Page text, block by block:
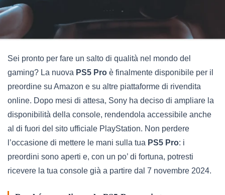
Sei pronto per fare un salto di qualità nel mondo del
gaming? La nuova PS5 Pro è finalmente disponibile per il
preordine su Amazon e su altre piattaforme di rivendita
online. Dopo mesi di attesa, Sony ha deciso di ampliare la
disponibilità della console, rendendola accessibile anche
al di fuori del sito ufficiale PlayStation. Non perdere
l’occasione di mettere le mani sulla tua PS5 Pro: i
preordini sono aperti e, con un po’ di fortuna, potresti
ricevere la tua console già a partire dal 7 novembre 2024.